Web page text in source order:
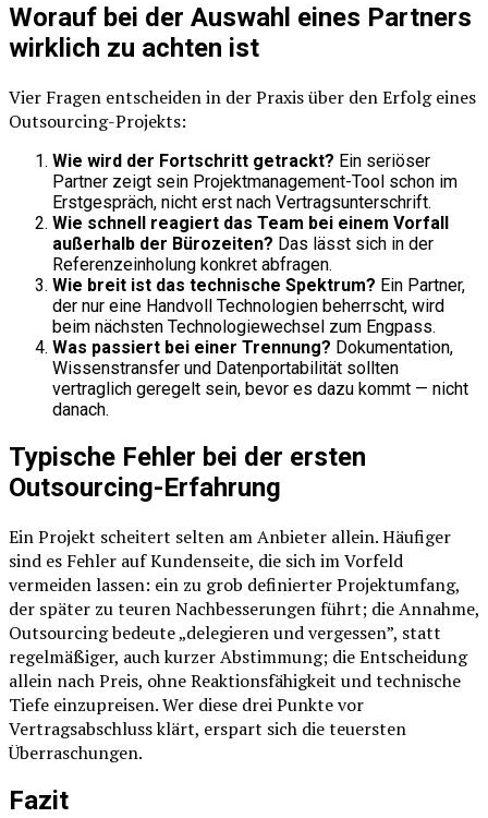
Worauf bei der Auswahl eines Partners
wirklich zu achten ist
Vier Fragen entscheiden in der Praxis über den Erfolg eines
Outsourcing-Projekts:
Wie wird der Fortschritt getrackt? Ein seriöser
Partner zeigt sein Projektmanagement-Tool schon im
Erstgespräch, nicht erst nach Vertragsunterschrift.
Wie schnell reagiert das Team bei einem Vorfall
außerhalb der Bürozeiten? Das lässt sich in der
Referenzeinholung konkret abfragen.
Wie breit ist das technische Spektrum? Ein Partner,
der nur eine Handvoll Technologien beherrscht, wird
beim nächsten Technologiewechsel zum Engpass.
Was passiert bei einer Trennung? Dokumentation,
Wissenstransfer und Datenportabilität sollten
vertraglich geregelt sein, bevor es dazu kommt — nicht
danach.
Typische Fehler bei der ersten
Outsourcing-Erfahrung
Ein Projekt scheitert selten am Anbieter allein. Häufiger
sind es Fehler auf Kundenseite, die sich im Vorfeld
vermeiden lassen: ein zu grob definierter Projektumfang,
der später zu teuren Nachbesserungen führt; die Annahme,
Outsourcing bedeute „delegieren und vergessen”, statt
regelmäßiger, auch kurzer Abstimmung; die Entscheidung
allein nach Preis, ohne Reaktionsfähigkeit und technische
Tiefe einzupreisen. Wer diese drei Punkte vor
Vertragsabschluss klärt, erspart sich die teuersten
Überraschungen.
Fazit